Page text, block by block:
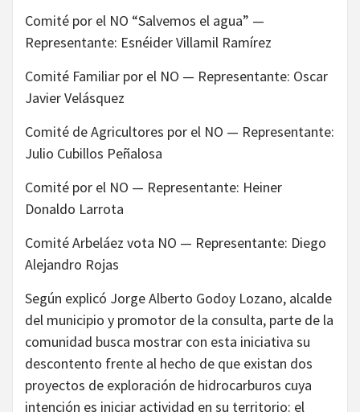
Comité por el NO “Salvemos el agua” —
Representante: Esnéider Villamil Ramírez
Comité Familiar por el NO — Representante: Oscar
Javier Velásquez
Comité de Agricultores por el NO — Representante:
Julio Cubillos Peñalosa
Comité por el NO — Representante: Heiner
Donaldo Larrota
Comité Arbeláez vota NO — Representante: Diego
Alejandro Rojas
Según explicó Jorge Alberto Godoy Lozano, alcalde
del municipio y promotor de la consulta, parte de la
comunidad busca mostrar con esta iniciativa su
descontento frente al hecho de que existan dos
proyectos de exploración de hidrocarburos cuya
intención es iniciar actividad en su territorio: el